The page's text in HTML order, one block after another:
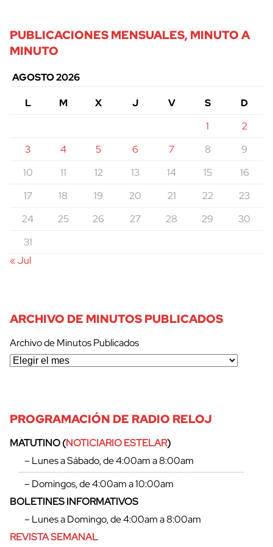
PUBLICACIONES MENSUALES, MINUTO A
MINUTO
AGOSTO 2026
L
M X J V S
D
1
2
3
4 5 6 7 8
9
10
11 12 13 14 15
16
17
18 19 20 21 22
23
24
25 26 27 28 29
30
31
« Jul
ARCHIVO DE MINUTOS PUBLICADOS
Archivo de Minutos Publicados
PROGRAMACIÓN DE RADIO RELOJ
MATUTINO (NOTICIARIO ESTELAR)
– Lunes a Sábado, de 4:00am a 8:00am
– Domingos, de 4:00am a 10:00am
BOLETINES INFORMATIVOS
– Lunes a Domingo, de 4:00am a 8:00am
REVISTA SEMANAL